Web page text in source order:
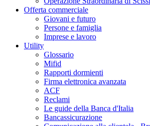
Offerta commerciale
Giovani e futuro
Persone e famiglia
Imprese e lavoro
Utility
Glossario
Mifid
Rapporti dormienti
Firma elettronica avanzata
ACF
Reclami
Le guide della Banca d'Italia
Bancassicurazione